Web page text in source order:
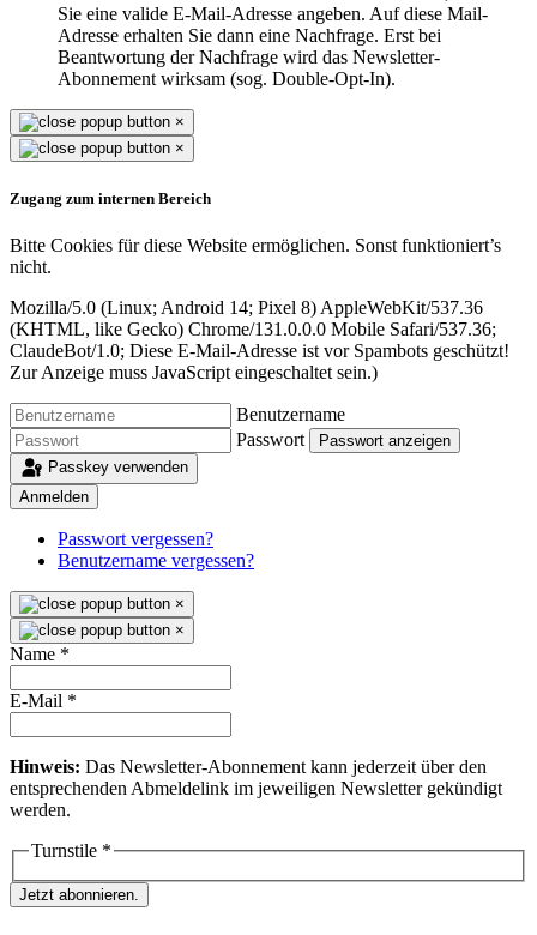
Sie eine valide E-Mail-Adresse angeben. Auf diese Mail-
Adresse erhalten Sie dann eine Nachfrage. Erst bei
Beantwortung der Nachfrage wird das Newsletter-
Abonnement wirksam (sog. Double-Opt-In).
×
×
Zugang zum internen Bereich
Bitte Cookies für diese Website ermöglichen. Sonst funktioniert’s
nicht.
Mozilla/5.0 (Linux; Android 14; Pixel 8) AppleWebKit/537.36
(KHTML, like Gecko) Chrome/131.0.0.0 Mobile Safari/537.36;
ClaudeBot/1.0; Diese E-Mail-Adresse ist vor Spambots geschützt!
Zur Anzeige muss JavaScript eingeschaltet sein.)
Benutzername
Passwort
Passwort anzeigen
Passkey verwenden
Anmelden
Passwort vergessen?
Benutzername vergessen?
×
×
Name *
E-Mail *
Hinweis: Das Newsletter-Abonnement kann jederzeit über den
entsprechenden Abmeldelink im jeweiligen Newsletter gekündigt
werden.
Turnstile *
Jetzt abonnieren.